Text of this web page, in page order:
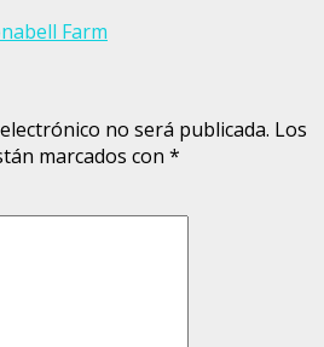
Farm
no será publicada. Los
marcados con *